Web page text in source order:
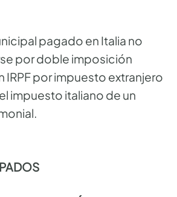
pagado en Italia no
por doble imposición
IRPF por impuesto extranjero
impuesto italiano de un